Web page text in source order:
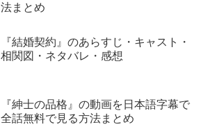
法まとめ
『結婚契約』のあらすじ・キャスト・
相関図・ネタバレ・感想
『紳士の品格』の動画を日本語字幕で
全話無料で見る方法まとめ